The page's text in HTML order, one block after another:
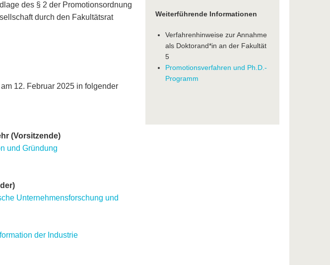
des § 2 der Promotionsordnung
durch den Fakultätsrat
12. Februar 2025 in folgender
(Vorsitzende)
und Gründung
Unternehmensforschung und
der Industrie
Weiterführende Informationen
Verfahrenhinweise zur Annahme
als Doktorand*in an der Fakultät
5
Promotionsverfahren und Ph.D.-
Programm